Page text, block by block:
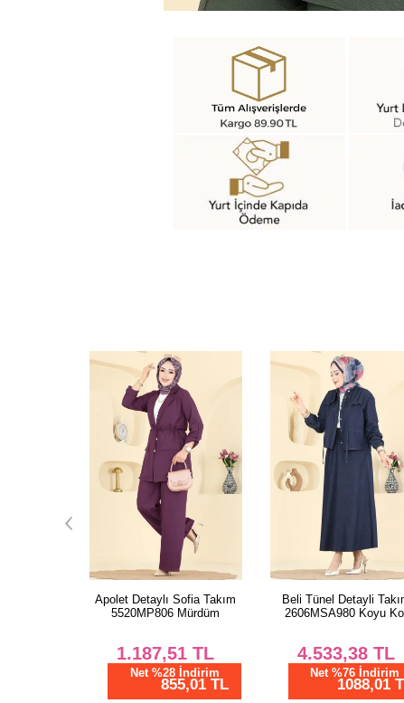
Apolet Detaylı Sofia Takım
5520MP806 Mürdüm
1.187,51TL
Net %28 İndirim
855,01 TL
Beli Tünel Detayli Takım
2606MSA980 Koyu Kot
4.533,38TL
Net %76 İndirim
1088,01 TL